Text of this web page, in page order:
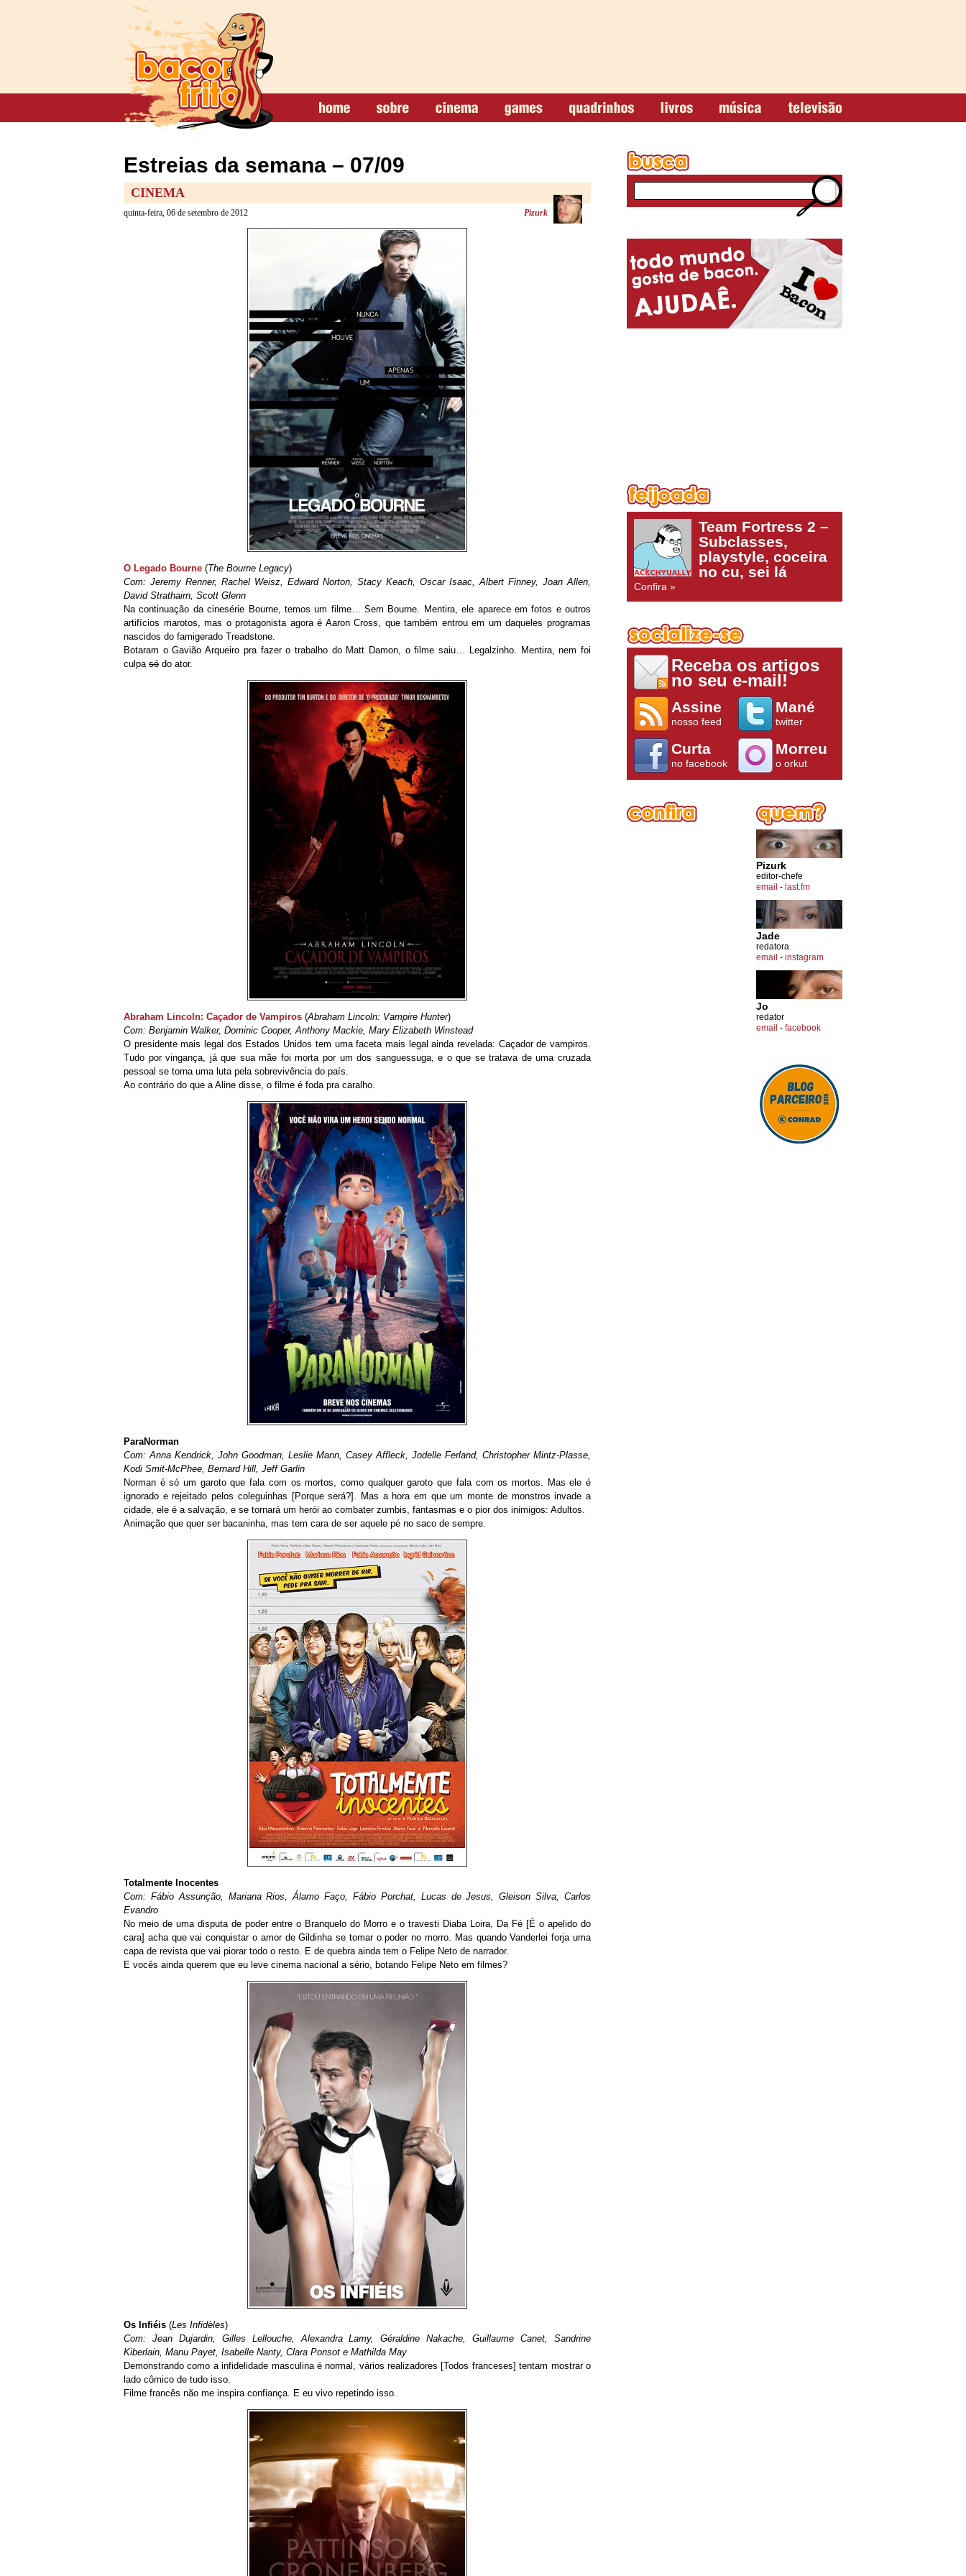
Estreias da semana – 07/09
CINEMA
quinta-feira, 06 de setembro de 2012 Pizurk
O Legado Bourne (The Bourne Legacy)
Com: Jeremy Renner, Rachel Weisz, Edward Norton, Stacy Keach, Oscar Isaac, Albert Finney, Joan Allen,
David Strathairn, Scott Glenn
Na continuação da cinesérie Bourne, temos um filme… Sem Bourne. Mentira, ele aparece em fotos e outros
artifícios marotos, mas o protagonista agora é Aaron Cross, que também entrou em um daqueles programas
nascidos do famigerado Treadstone.
Botaram o Gavião Arqueiro pra fazer o trabalho do Matt Damon, o filme saiu… Legalzinho. Mentira, nem foi
culpa só do ator.
Abraham Lincoln: Caçador de Vampiros (Abraham Lincoln: Vampire Hunter)
Com: Benjamin Walker, Dominic Cooper, Anthony Mackie, Mary Elizabeth Winstead
O presidente mais legal dos Estados Unidos tem uma faceta mais legal ainda revelada: Caçador de vampiros.
Tudo por vingança, já que sua mãe foi morta por um dos sanguessuga, e o que se tratava de uma cruzada
pessoal se torna uma luta pela sobrevivência do país.
Ao contrário do que a Aline disse, o filme é foda pra caralho.
ParaNorman
Com: Anna Kendrick, John Goodman, Leslie Mann, Casey Affleck, Jodelle Ferland, Christopher Mintz-Plasse,
Kodi Smit-McPhee, Bernard Hill, Jeff Garlin
Norman é só um garoto que fala com os mortos, como qualquer garoto que fala com os mortos. Mas ele é
ignorado e rejeitado pelos coleguinhas [Porque será?]. Mas a hora em que um monte de monstros invade a
cidade, ele é a salvação, e se tornará um herói ao combater zumbis, fantasmas e o pior dos inimigos: Adultos.
Animação que quer ser bacaninha, mas tem cara de ser aquele pé no saco de sempre.
Totalmente Inocentes
Com: Fábio Assunção, Mariana Rios, Álamo Faço, Fábio Porchat, Lucas de Jesus, Gleison Silva, Carlos
Evandro
No meio de uma disputa de poder entre o Branquelo do Morro e o travesti Diaba Loira, Da Fé [É o apelido do
cara] acha que vai conquistar o amor de Gildinha se tomar o poder no morro. Mas quando Vanderlei forja uma
capa de revista que vai piorar todo o resto. E de quebra ainda tem o Felipe Neto de narrador.
E vocês ainda querem que eu leve cinema nacional a sério, botando Felipe Neto em filmes?
Os Infiéis (Les Infidèles)
Com: Jean Dujardin, Gilles Lellouche, Alexandra Lamy, Géraldine Nakache, Guillaume Canet, Sandrine
Kiberlain, Manu Payet, Isabelle Nanty, Clara Ponsot e Mathilda May
Demonstrando como a infidelidade masculina é normal, vários realizadores [Todos franceses] tentam mostrar o
lado cômico de tudo isso.
Filme francês não me inspira confiança. E eu vivo repetindo isso.
Team Fortress 2 –
Subclasses,
playstyle, coceira
no cu, sei lá
Confira »
Receba os artigos
no seu e-mail!
Assine
nosso feed
Mané
twitter
Curta
no facebook
Morreu
o orkut
Pizurk
editor-chefe
email - last.fm
Jade
redatora
email - instagram
Jo
redator
email - facebook